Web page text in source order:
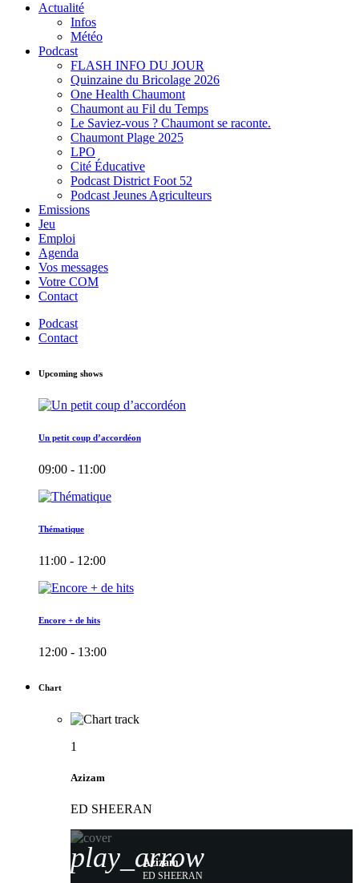
Actualité
Infos
Météo
Podcast
FLASH INFO DU JOUR
Quinzaine du Bricolage 2026
One Health Chaumont
Chaumont au Fil du Temps
Le Saviez-vous ? Chaumont se raconte.
Chaumont Plage 2025
LPO
Cité Éducative
Podcast District Foot 52
Podcast Jeunes Agriculteurs
Emissions
Jeu
Emploi
Agenda
Vos messages
Votre COM
Contact
Podcast
Contact
Upcoming shows
Un petit coup d’accordéon
09:00 - 11:00
Thématique
11:00 - 12:00
Encore + de hits
12:00 - 13:00
Chart
1
Azizam
ED SHEERAN
play_arrow
Azizam
ED SHEERAN